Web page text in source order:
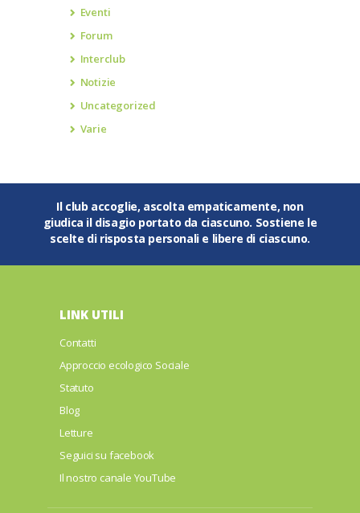
Eventi
Forum
Interclub
Notizie
Uncategorized
Varie
Il club accoglie, ascolta empaticamente, non
giudica il disagio portato da ciascuno. Sostiene le
scelte di risposta personali e libere di ciascuno.
LINK UTILI
Contatti
Approccio ecologico Sociale
Statuto
Blog
Letture
Seguici su facebook
Il nostro canale YouTube